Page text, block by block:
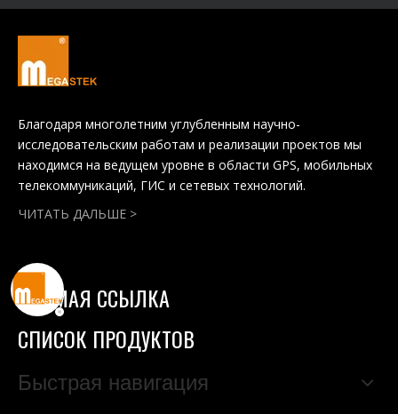
Благодаря многолетним углубленным научно-
исследовательским работам и реализации проектов мы
находимся на ведущем уровне в области GPS, мобильных
телекоммуникаций, ГИС и сетевых технологий.
ЧИТАТЬ ДАЛЬШЕ >
ПРЯМАЯ ССЫЛКА
СПИСОК ПРОДУКТОВ
Быстрая навигация